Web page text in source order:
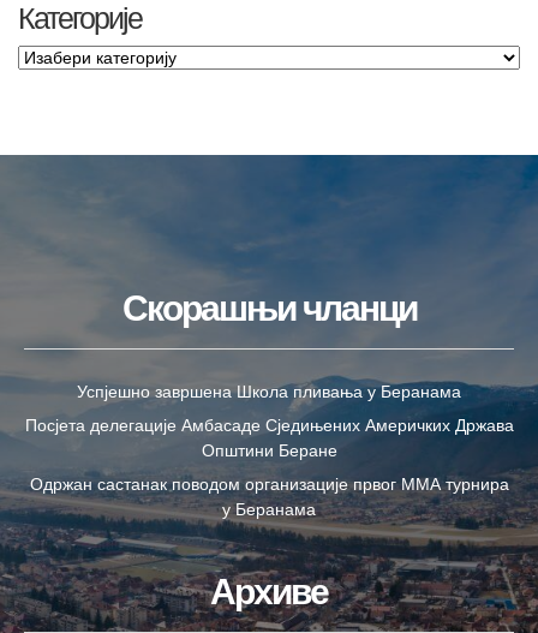
Категорије
Скорашњи чланци
Успјешно завршена Школа пливања у Беранама
Посјета делегације Амбасаде Сједињених Америчких Држава
Општини Беране
Одржан састанак поводом организације првог ММА турнира
у Беранама
Архиве